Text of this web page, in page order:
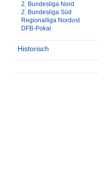
2. Bundesliga Nord
2. Bundesliga Süd
Regionalliga Nordost
DFB-Pokal
Historisch